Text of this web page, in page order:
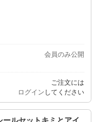
会員のみ公開
ご注文には
ログイン してください
ルセットキミとアイ